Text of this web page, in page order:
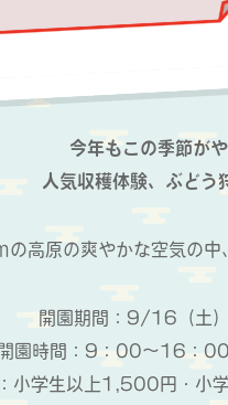
今年もこの季節が
人気収穫体験、ぶどう
高原の爽やかな空気の中
開園期間：9/16（土
開園時間：9：00～16：
小学生以上1,500円・小